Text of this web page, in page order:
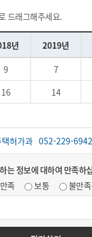
드래그해주세요.
년 2019년
9 7
16 14
허가과 052-229-6942
는 정보에 대하여 만족하
만족 보통 불만족